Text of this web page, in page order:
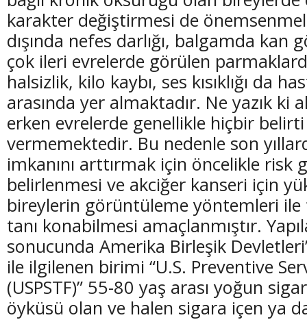
karakter değiştirmesi de
dışında nefes darlığı, balgamda kan
çok ileri evrelerde görülen
halsizlik, kilo kaybı, ses kısıklığı da
arasında yer almaktadır. Ne yazık ki
erken evrelerde genellikle hiçbir
vermemektedir. Bu nedenle son
imkanını arttırmak için öncelikle risk
belirlenmesi ve akciğer kanseri için
bireylerin görüntüleme yöntemleri
tanı konabilmesi amaçlanmıştır.
sonucunda Amerika Birleşik
ile ilgilenen birimi “U.S. Preventive
(USPSTF)” 55-80 yaş arası yoğun
öyküsü olan ve halen sigara içen ya